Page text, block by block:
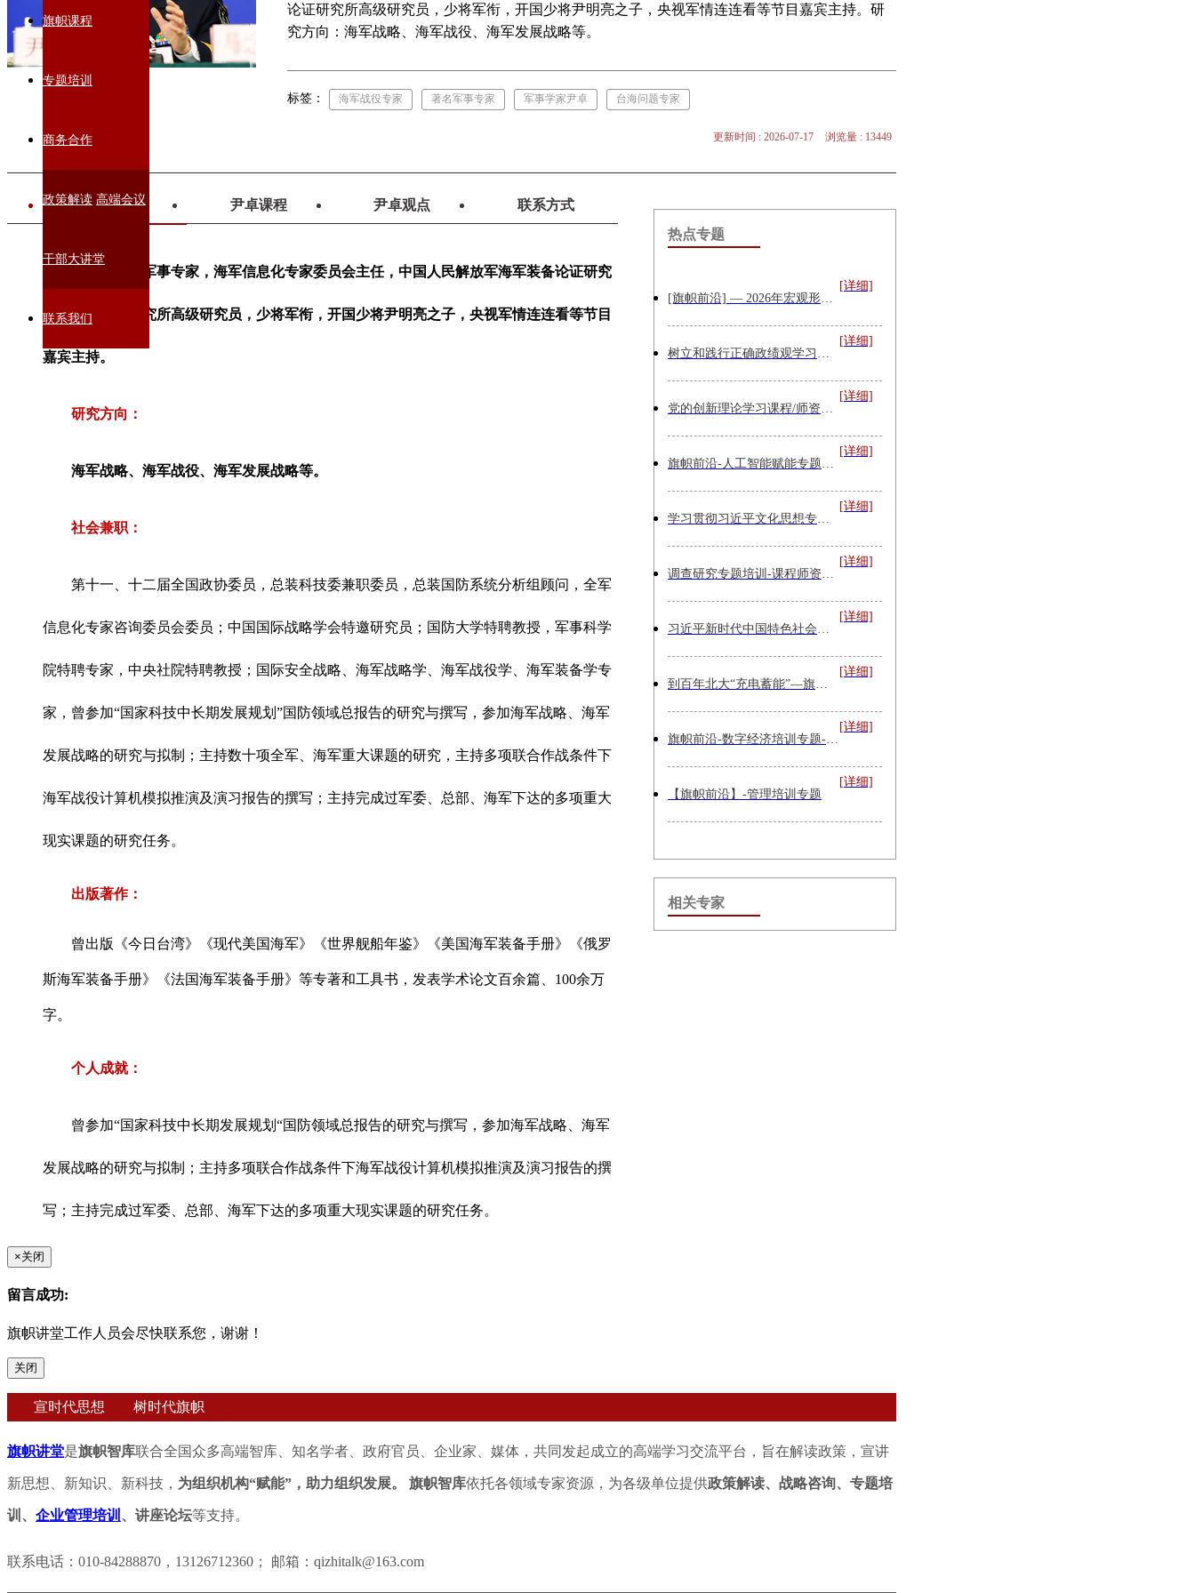
旗帜课程
专题培训
商务合作
政策解读 高端会议
干部大讲堂
联系我们
论证研究所高级研究员，少将军衔，开国少将尹明亮之子，央视军情连连看等节目嘉宾主持。研
究方向：海军战略、海军战役、海军发展战略等。
标签： 海军战役专家 著名军事专家 军事学家尹卓 台海问题专家
更新时间 : 2026-07-17 浏览量 : 13449
尹卓简介 尹卓课程 尹卓观点 联系方式
尹卓，著名军事专家，海军信息化专家委员会主任，中国人民解放军海军装备论证研究
中心综合论证研究所高级研究员，少将军衔， 开国少将尹明亮之子，央视军情连连看等节目
嘉宾主持。
研究方向：
海军战略、海军战役、海军发展战略等。
社会兼职：
第十一、十二届全国政协委员，总装科技委兼职委员，总装国防系统分析组顾问，全军
信息化专家咨询委员会委员；中国国际战略学会特邀研究员；国防大学特聘教授，军事科学
院特聘专家，中央社院特聘教授；国际安全战略、海军战略学、海军战役学、海军装备学专
家，曾参加“国家科技中长期发展规划”国防领域总报告的研究与撰写，参加海军战略、海军
发展战略的研究与拟制；主持数十项全军、海军重大课题的研究，主持多项联合作战条件下
海军战役计算机模拟推演及演习报告的撰写；主持完成过军委、总部、海军下达的多项重大
现实课题的研究任务。
出版著作：
曾出版《今日台湾》《现代美国海军》《世界舰船年鉴》《美国海军装备手册》《俄罗
斯海军装备手册》《法国海军装备手册》等专著和工具书，发表学术论文百余篇、100余万
字。
个人成就：
曾参加“国家科技中长期发展规划“国防领域总报告的研究与撰写，参加海军战略、海军
发展战略的研究与拟制；主持多项联合作战条件下海军战役计算机模拟推演及演习报告的撰
写；主持完成过军委、总部、海军下达的多项重大现实课题的研究任务。
热点专题
[旗帜前沿] — 2026年宏观形势课程专题
[详细]
树立和践行正确政绩观学习教育培训专题_课程及专家讲师推荐
[详细]
党的创新理论学习课程/师资推荐
[详细]
旗帜前沿-人工智能赋能专题培训
[详细]
学习贯彻习近平文化思想专题培训课程主题及师资
[详细]
调查研究专题培训-课程师资推荐
[详细]
习近平新时代中国特色社会主义思想专题培训|课程|师资
[详细]
到百年北大“充电蓄能”—旗帜讲堂联合北京大学共办干部培训
[详细]
旗帜前沿-数字经济培训专题-课程+师资
[详细]
【旗帜前沿】-管理培训专题
[详细]
相关专家
×关闭
留言成功:
旗帜讲堂工作人员会尽快联系您，谢谢！
关闭
宣时代思想 树时代旗帜
旗帜讲堂是旗帜智库联合全国众多高端智库、知名学者、政府官员、企业家、媒体，共同发起成立的高端学习交流平台，旨在解读政策，宣讲
新思想、新知识、新科技， 为组织机构“赋能”，助力组织发展。 旗帜智库依托各领域专家资源，为各级单位提供政策解读、战略咨询、专题培
训、 企业管理培训 、讲座论坛等支持。
联系电话：010-84288870，13126712360； 邮箱：qizhitalk@163.com